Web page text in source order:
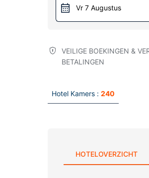
Vr 7 Augustus
VEILIGE BOEKINGEN &
BETALINGEN
Hotel Kamers : 240
HOTELOVERZICHT